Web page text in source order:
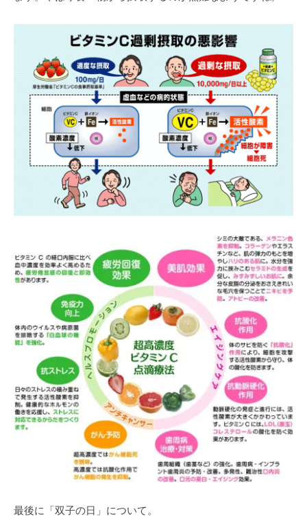
最後に「双子の日」について。